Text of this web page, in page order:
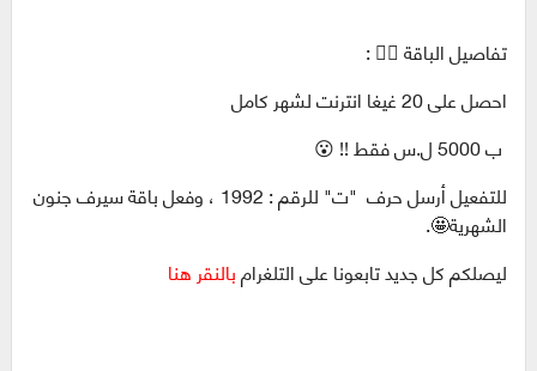
تفاصيل الباقة 👇🏻 :
احصل على 20 غيغا انترنت لشهر كامل
ب 5000 ل.س فقط !! 😮
للتفعيل أرسل حرف "ت" للرقم : 1992 ، وفعل باقة سيرف جنون
الشهرية🤩.
ليصلكم كل جديد تابعونا على التلغرامبالنقر هنا